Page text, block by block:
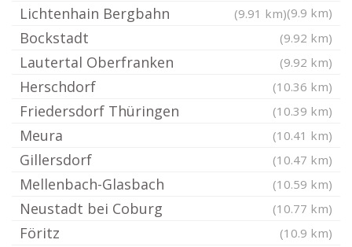
(9.9 km)
Lichtenhain Bergbahn (9.91 km)
Bockstadt (9.92 km)
Lautertal Oberfranken (9.92 km)
Herschdorf (10.36 km)
Friedersdorf Thüringen (10.39 km)
Meura (10.41 km)
Gillersdorf (10.47 km)
Mellenbach-Glasbach (10.59 km)
Neustadt bei Coburg (10.77 km)
Föritz (10.9 km)